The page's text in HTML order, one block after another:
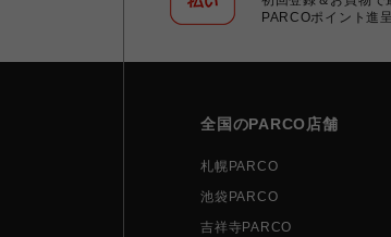
PARCOポイント進呈
全国のPARCO店舗
札幌PARCO
池袋PARCO
吉祥寺PARCO